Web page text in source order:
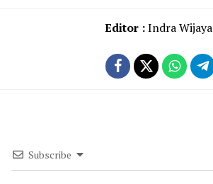
Editor :Indra Wijaya
Subscribe